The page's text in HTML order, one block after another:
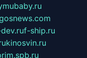
f-ship.ru
kinosvin.ru